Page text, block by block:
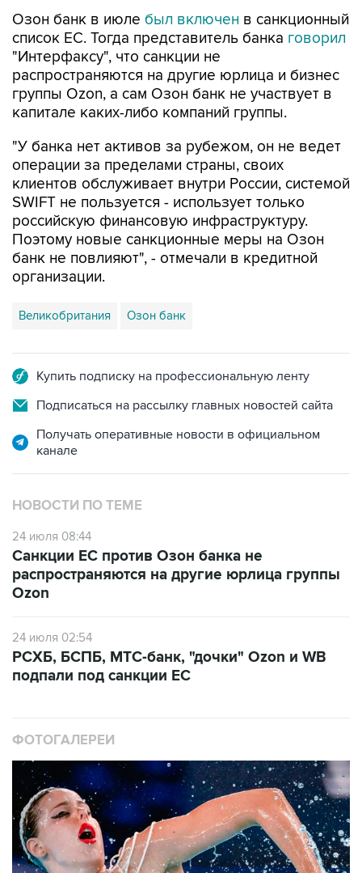
Озон банк в июле был включен в санкционный
список ЕС. Тогда представитель банка говорил
"Интерфаксу", что санкции не
распространяются на другие юрлица и бизнес
группы Ozon, а сам Озон банк не участвует в
капитале каких-либо компаний группы.
"У банка нет активов за рубежом, он не ведет
операции за пределами страны, своих
клиентов обслуживает внутри России, системой
SWIFT не пользуется - использует только
российскую финансовую инфраструктуру.
Поэтому новые санкционные меры на Озон
банк не повлияют", - отмечали в кредитной
организации.
Великобритания Озон банк
Купить подписку на профессиональную ленту
Подписаться на рассылку главных новостей сайта
Получать оперативные новости в официальном
канале
НОВОСТИ ПО ТЕМЕ
24 июля 08:44
Санкции ЕС против Озон банка не
распространяются на другие юрлица группы
Ozon
24 июля 02:54
РСХБ, БСПБ, МТС-банк, "дочки" Ozon и WB
подпали под санкции ЕС
ФОТОГАЛЕРЕИ